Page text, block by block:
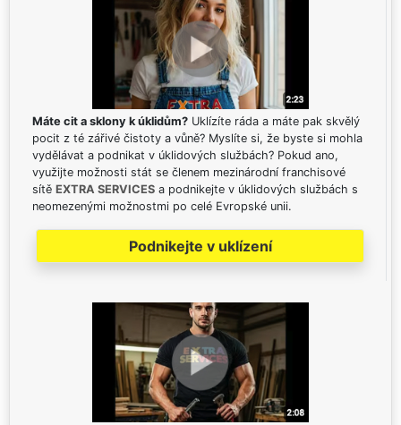
Máte cit a sklony k úklidům? Uklízíte ráda a máte pak skvělý
pocit z té zářivé čistoty a vůně? Myslíte si, že byste si mohla
vydělávat a podnikat v úklidových službách? Pokud ano,
využijte možnosti stát se členem mezinárodní franchisové
sítě EXTRA SERVICES a podnikejte v úklidových službách s
neomezenými možnostmi po celé Evropské unii.
Podnikejte v uklízení